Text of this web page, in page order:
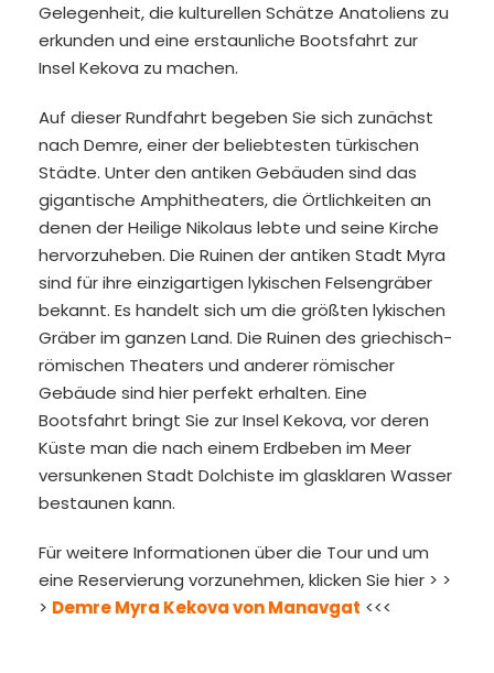
Gelegenheit, die kulturellen Schätze Anatoliens zu
erkunden und eine erstaunliche Bootsfahrt zur
Insel Kekova zu machen.
Auf dieser Rundfahrt begeben Sie sich zunächst
nach Demre, einer der beliebtesten türkischen
Städte. Unter den antiken Gebäuden sind das
gigantische Amphitheaters, die Örtlichkeiten an
denen der Heilige Nikolaus lebte und seine Kirche
hervorzuheben. Die Ruinen der antiken Stadt Myra
sind für ihre einzigartigen lykischen Felsengräber
bekannt. Es handelt sich um die größten lykischen
Gräber im ganzen Land. Die Ruinen des griechisch-
römischen Theaters und anderer römischer
Gebäude sind hier perfekt erhalten. Eine
Bootsfahrt bringt Sie zur Insel Kekova, vor deren
Küste man die nach einem Erdbeben im Meer
versunkenen Stadt Dolchiste im glasklaren Wasser
bestaunen kann.
Für weitere Informationen über die Tour und um
eine Reservierung vorzunehmen, klicken Sie hier > >
> Demre Myra Kekova von Manavgat <<<